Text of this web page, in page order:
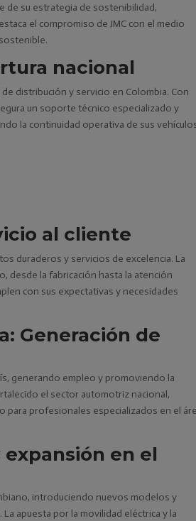
de su estrategia de sostenibilidad,
el compromiso de JMC con el medio
nacional
distribución y servicio en Colombia. Con
un soporte técnico especializado y
la continuidad operativa de sus
al cliente
duraderos y servicios de excelencia. La
desde la fabricación hasta la atención
con sus expectativas y necesidades
Generación de
generando empleo y promoviendo la
el sector automotriz nacional,
profesionales especializados en el
en el
introduciendo nuevos modelos y
apuesta por la movilidad eléctrica y la